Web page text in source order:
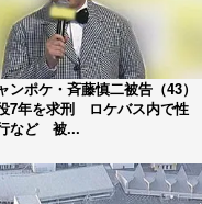
ンポケ・斉藤慎二被告（43）
7年を求刑 ロケバス内で性
など 被...